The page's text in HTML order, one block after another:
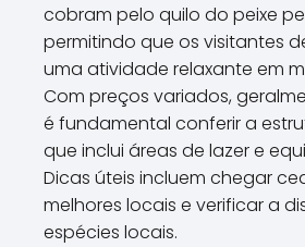
cobram pelo quilo do peixe
permitindo que os visitantes
uma atividade relaxante em
Com preços variados,
é fundamental conferir a
que inclui áreas de lazer e
Dicas úteis incluem chegar
melhores locais e verificar a
espécies locais.